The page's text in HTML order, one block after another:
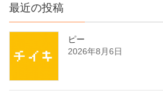
最近の投稿
ピー
2026年8月6日